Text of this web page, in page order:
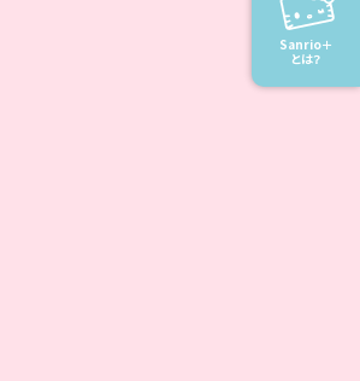
Sanrio＋
とは？